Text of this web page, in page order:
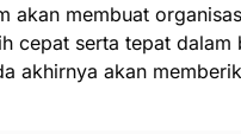
akan membuat
cepat serta tepat dalam
akhirnya akan